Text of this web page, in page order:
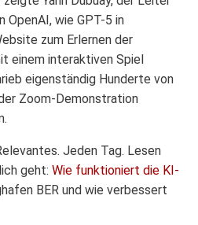
OpenAI, wie GPT-5 in
zum Erlernen der
einem interaktiven Spiel
eigenständig Hunderte von
Zoom-Demonstration
Jeden Tag. Lesen
geht: Wie funktioniert die KI-
BER und wie verbessert